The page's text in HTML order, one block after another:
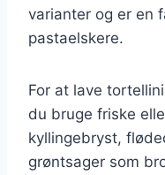
varianter og er en
pastaelskere.
For at lave
du bruge friske
kyllingebryst,
grøntsager som